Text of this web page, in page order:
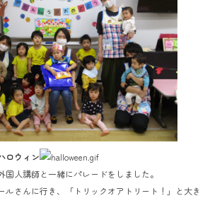
ロウィン
国人講師と一緒にパレードをしました。
ルさんに行き、「トリックオアトリート！」と大き